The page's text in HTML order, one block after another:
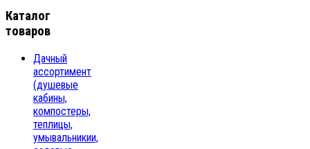
Каталог
товаров
Дачный
ассортимент
(душевые
кабины,
компостеры,
теплицы,
умывальникии,